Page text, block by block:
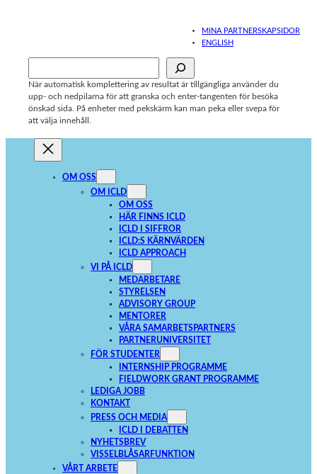
MINA PARTNERSKAPSIDOR
ENGLISH
När automatisk komplettering av resultat är tillgängliga använder du
upp- och nedpilarna för att granska och enter-tangenten för besöka
önskad sida. På enheter med pekskärm kan man peka eller svepa för
att välja innehåll.
OM OSS
OM ICLD
OM OSS
HÄR FINNS ICLD
ICLD I SIFFROR
ICLD:S KÄRNVÄRDEN
ICLD APPROACH
VI PÅ ICLD
MEDARBETARE
STYRELSEN
ADVISORY GROUP
MENTORER
VÅRA SAMARBETSPARTNERS
PARTNERUNIVERSITET
FÖR STUDENTER
INTERNSHIP PROGRAMME
FIELDWORK GRANT PROGRAMME
LEDIGA JOBB
KONTAKT
PRESS OCH MEDIA
ICLD I DEBATTEN
NYHETSBREV
VISSELBLÅSARFUNKTION
VÅRT ARBETE